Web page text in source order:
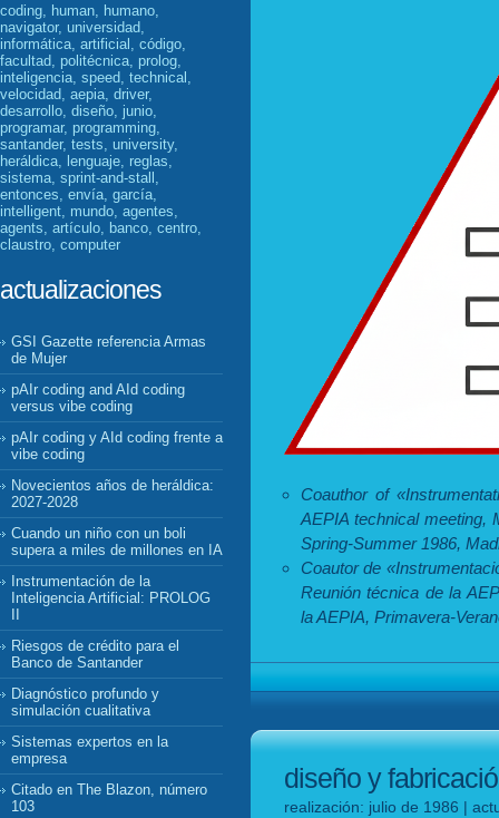
coding, human, humano,
navigator, universidad,
informática, artificial, código,
facultad, politécnica, prolog,
inteligencia, speed, technical,
velocidad, aepia, driver,
desarrollo, diseño, junio,
programar, programming,
santander, tests, university,
heráldica, lenguaje, reglas,
sistema, sprint-and-stall,
entonces, envía, garcía,
intelligent, mundo, agentes,
agents, artículo, banco, centro,
claustro, computer
actualizaciones
GSI Gazette referencia Armas
de Mujer
pAIr coding and AId coding
versus vibe coding
pAIr coding y AId coding frente a
vibe coding
Novecientos años de heráldica:
2027-2028
Cuando un niño con un boli
supera a miles de millones en IA
Instrumentación de la
Inteligencia Artificial: PROLOG
Riesgos de crédito para el
Banco de Santander
Diagnóstico profundo y
simulación cualitativa
Sistemas expertos en la
empresa
Citado en The Blazon, número
103
Coauthor of
AEPIA technical meeting,
Spring-Summer 1986,
Coautor de
Reunión técnica de la
la AEPIA, Primavera-
diseño y
realización: julio de 1986 |